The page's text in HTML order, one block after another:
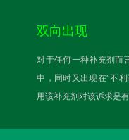
双向出现
对于任何一种补充剂而
中，同时又出现在“不
用该补充剂对该诉求是